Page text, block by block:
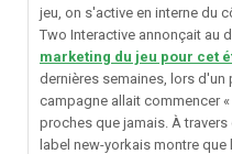
jeu, on s'active en interne du
Two Interactive annonçait au
marketing du jeu pour cet
dernières semaines, lors d'un
campagne allait commencer
proches que jamais. À
label new-yorkais montre que